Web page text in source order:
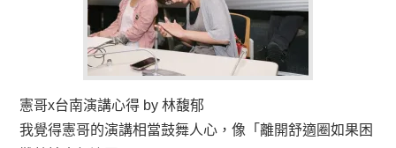
憲哥x台南演講心得 by 林馥郁
我覺得憲哥的演講相當鼓舞人心，像「離開舒適圈如果困